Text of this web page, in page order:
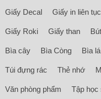
Giấy Decal Giấy in liên tục
Giấy Roki Giấy than Bút
Bìa cây Bìa Còng Bìa lá
Túi đựng rác Thẻ nhớ
Văn phòng phẩm Tập học